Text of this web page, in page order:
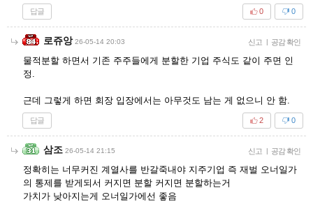
답글 0
0
로쥬앙 26-05-14 20:03 신고 | 공감 확인
물적분할 하면서 기존 주주들에게 분할한 기업 주식도 같이 주면 인
정.
근데 그렇게 하면 회장 입장에서는 아무것도 남는 게 없으니 안 함.
답글 0
2
삼조 26-05-14 21:15 신고 | 공감 확인
정확히는 너무커진 계열사를 반갈죽내야 지주기업 즉 재벌 오너일가
의 통제를 받게되서 커지면 분할 커지면 분할하는거
가치가 낮아지는게 오너일가에선 좋음